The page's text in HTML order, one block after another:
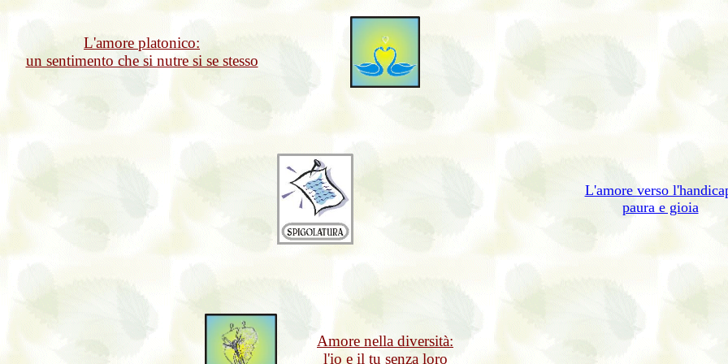
L'amore platonico:
un sentimento che si nutre si se stesso
L'amore verso
paura e gioia
Amore nella diversità:
l'io e il tu senza loro